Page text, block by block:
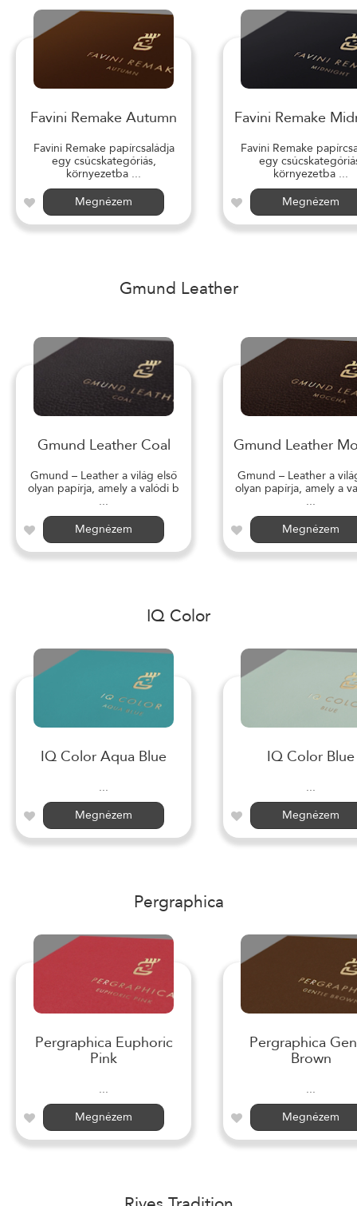
Favini Remake Autumn
Favini Remake papírcsaládja
egy csúcskategóriás,
környezetba ...
Megnézem
Favini Remake
Favini Remake
egy
környezetba ...
Megnézem
Gmund Leather
Gmund Leather Coal
Gmund – Leather a világ első
olyan papírja, amely a valódi b
...
Megnézem
Gmund Leather
Gmund – Leather a
olyan papírja, amely a
...
Megnézem
IQ Color
IQ Color Aqua Blue
...
Megnézem
IQ Color Blue
...
Megnézem
Pergraphica
Pergraphica Euphoric
Pink
...
Megnézem
Pergraphica
Brown
...
Megnézem